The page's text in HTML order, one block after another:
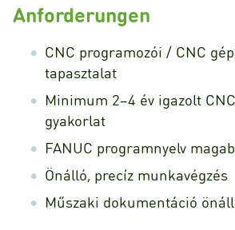
Anforderungen
CNC programozói / CNC
tapasztalat
Minimum 2–4 év igazolt
gyakorlat
FANUC programnyelv
Önálló, precíz munkavégzés
Műszaki dokumentáció